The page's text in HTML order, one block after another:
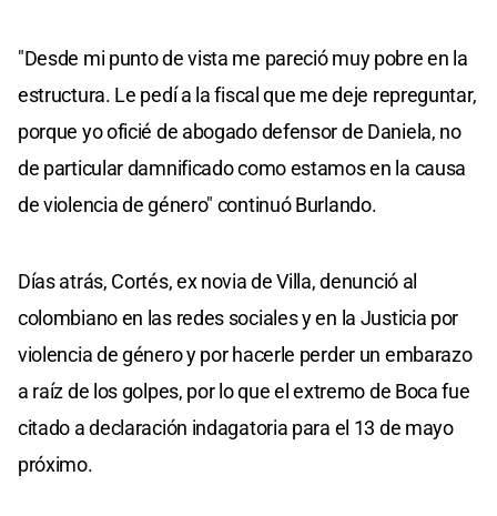
"Desde mi punto de vista me pareció muy pobre en la
estructura. Le pedí a la fiscal que me deje repreguntar,
porque yo oficié de abogado defensor de Daniela, no
de particular damnificado como estamos en la causa
de violencia de género" continuó Burlando.
Días atrás, Cortés, ex novia de Villa, denunció al
colombiano en las redes sociales y en la Justicia por
violencia de género y por hacerle perder un embarazo
a raíz de los golpes, por lo que el extremo de Boca fue
citado a declaración indagatoria para el 13 de mayo
próximo.